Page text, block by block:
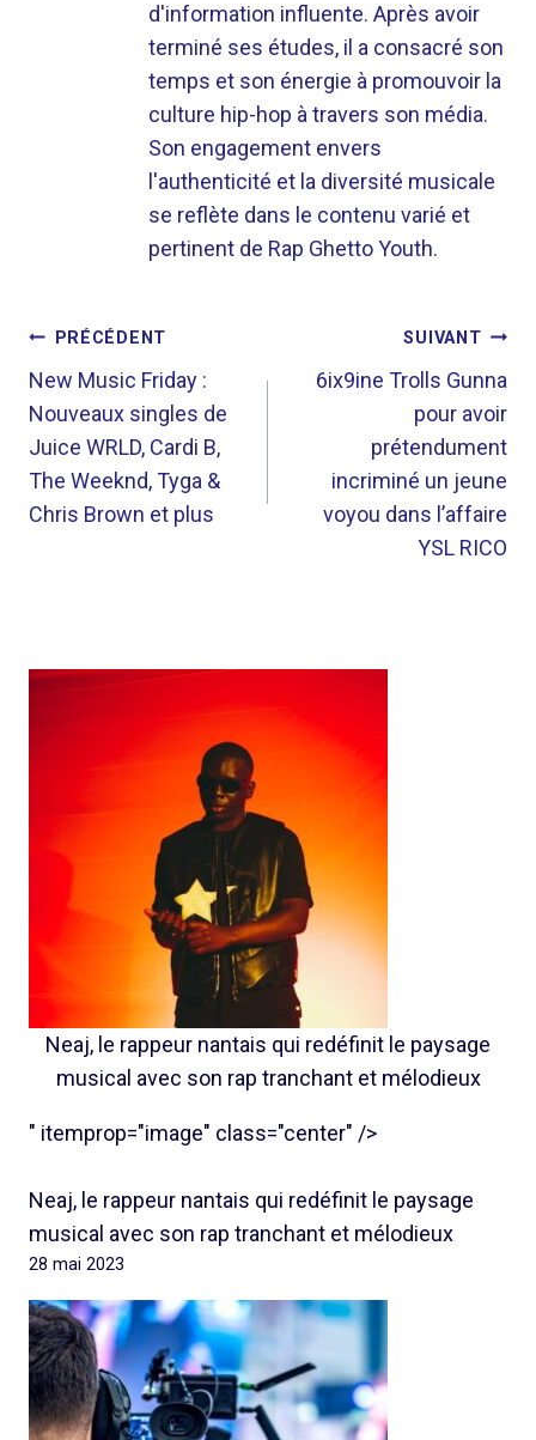
d'information influente. Après avoir
terminé ses études, il a consacré son
temps et son énergie à promouvoir la
culture hip-hop à travers son média.
Son engagement envers
l'authenticité et la diversité musicale
se reflète dans le contenu varié et
pertinent de Rap Ghetto Youth.
NAVIGATION
DE
L’ARTICLE
PRÉCÉDENT
New Music Friday :
Nouveaux singles de
Juice WRLD, Cardi B,
The Weeknd, Tyga &
Chris Brown et plus
SUIVANT
6ix9ine Trolls Gunna
pour avoir
prétendument
incriminé un jeune
voyou dans l’affaire
YSL RICO
Neaj, le rappeur nantais qui redéfinit le paysage
musical avec son rap tranchant et mélodieux
" itemprop="image" class="center" />
Neaj, le rappeur nantais qui redéfinit le paysage
musical avec son rap tranchant et mélodieux
28 mai 2023